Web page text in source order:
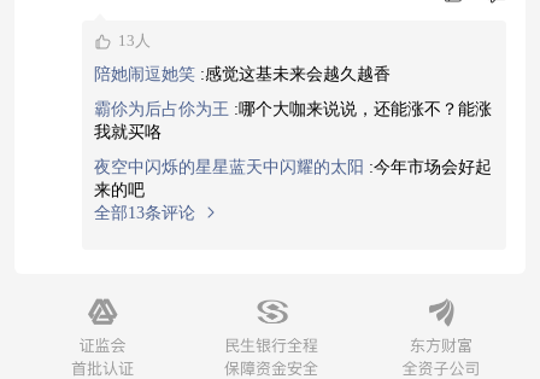
容，现阶段纳入组合当稳健底仓正合时宜。#买黄
金前 我会看什么？#
13人
陪她闹逗她笑 :感觉这基未来会越久越香
霸伱为后占伱为王 :哪个大咖来说说，还能涨不？能涨
我就买咯
夜空中闪烁的星星蓝天中闪耀的太阳 :今年市场会好起
来的吧
全部13条评论